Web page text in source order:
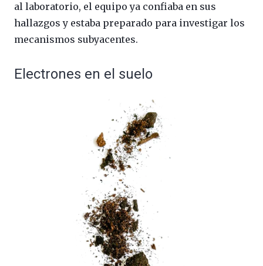
al laboratorio, el equipo ya confiaba en sus
hallazgos y estaba preparado para investigar los
mecanismos subyacentes.
Electrones en el suelo